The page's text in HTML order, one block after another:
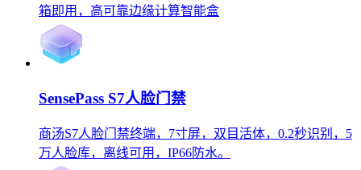
箱即用，高可靠边缘计算智能盒
SensePass S7人脸门禁
商汤S7人脸门禁终端，7寸屏，双目活体，0.2秒识别，5
万人脸库，离线可用，IP66防水。